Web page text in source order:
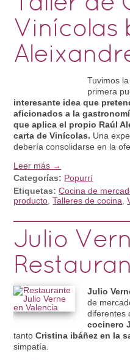
Vinícolas
Tuvimos
primera
interesante idea que
aficionados a la
que aplica el propio Raúl
carta de Vinícolas. Una
debería consolidarse en la
Leer más →
Categorías: Popurrí
Etiquetas: Cocina de
producto ,Talleres de cocina ,
Julio
Julio
de
diferentes
cocinero
tantoCristina ibáñez en la
simpatía.